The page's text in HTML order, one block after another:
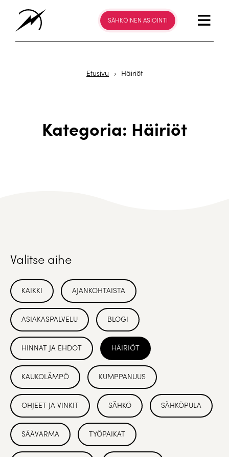
SÄHKÖINEN ASIOINTI
Etusivu › Häiriöt
Kategoria: Häiriöt
Valitse aihe
KAIKKI AJANKOHTAISTA
ASIAKASPALVELU BLOGI
HINNAT JA EHDOT HÄIRIÖT
KAUKOLÄMPÖ KUMPPANUUS
OHJEET JA VINKIT SÄHKÖ SÄHKÖPULA
SÄÄVARMA TYÖPAIKAT